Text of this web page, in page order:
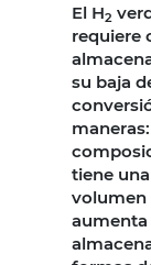
El H2
requiere
su baja
tiene
volumen
aumenta